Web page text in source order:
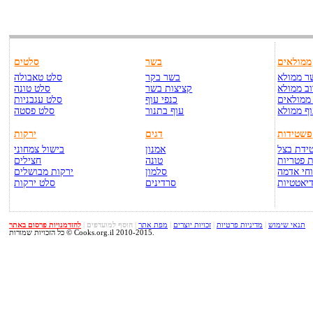
סלטים
סלט טאבולה
סלט טונה
סלט עגבניות
סלט פסטה
ירקות
בישול צמחוני
חצילים
ירקות מבושלים
סלט ירקות
בשר
בשר בקר
קציצות בשר
כנפי עוף
עוף בתנור
דגים
אמנון
טונה
סלמון
סרדינים
ממולאים
ממולא
ממולא
ממולא
פשטידות
בצל
פטריות
אדמה
תנאי שימוש מדיניות פרטיות זכויות יוצרים מפת אתר הוסף למועדפים
להזדמנויות פרסום באתר
כל הזכויות שמורות © Cooks.org.il 2010-2015.